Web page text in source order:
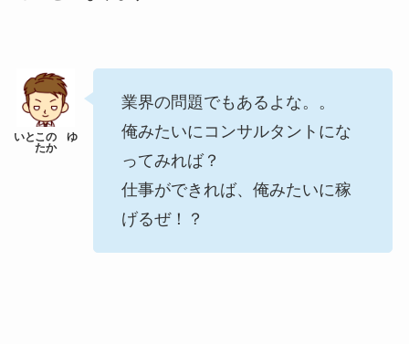
業界の問題でもあるよな。。
俺みたいにコンサルタントにな
ってみれば？
仕事ができれば、俺みたいに稼
げるぜ！？